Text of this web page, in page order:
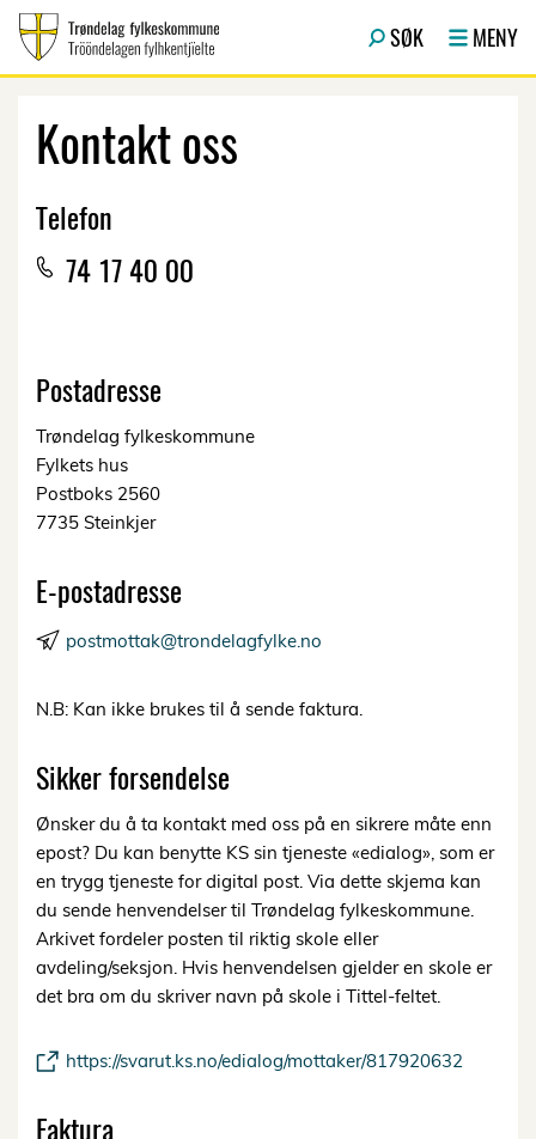
SØK MENY
Kontakt oss
Telefon
74 17 40 00
Postadresse
Trøndelag fylkeskommune
Fylkets hus
Postboks 2560
7735 Steinkjer
E-postadresse
postmottak@trondelagfylke.no
N.B: Kan ikke brukes til å sende faktura.
Sikker forsendelse
Ønsker du å ta kontakt med oss på en sikrere måte enn
epost? Du kan benytte KS sin tjeneste «edialog», som er
en trygg tjeneste for digital post. Via dette skjema kan
du sende henvendelser til Trøndelag fylkeskommune.
Arkivet fordeler posten til riktig skole eller
avdeling/seksjon. Hvis henvendelsen gjelder en skole er
det bra om du skriver navn på skole i Tittel-feltet.
https://svarut.ks.no/edialog/mottaker/817920632
Faktura